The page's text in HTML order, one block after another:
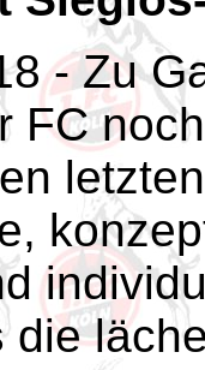
- Zu
FC
die